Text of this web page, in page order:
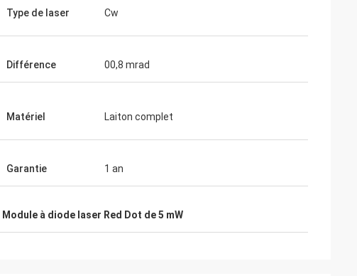
Type de laser Cw
Différence 00,8 mrad
Matériel Laiton complet
Garantie 1 an
Module à diode laser Red Dot de 5 mW